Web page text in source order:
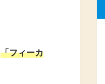
「フィーカ